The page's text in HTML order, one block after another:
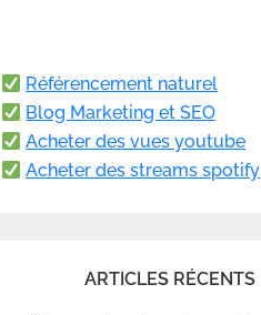
Référencement naturel
Blog Marketing et SEO
Acheter des vues youtube
Acheter des streams spotify
ARTICLES RÉCENTS